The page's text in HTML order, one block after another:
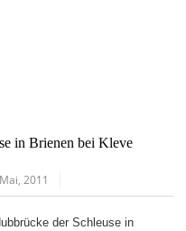
in Brienen bei Kleve
2011
der Schleuse in